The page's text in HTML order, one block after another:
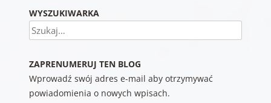
WYSZUKIWARKA
Szukaj
ZAPRENUMERUJ TEN BLOG
Wprowadź swój adres e-mail aby otrzymywać
powiadomienia o nowych wpisach.